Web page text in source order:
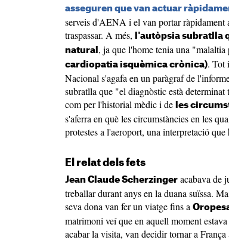
asseguren que van actuar
serveis d'AENA i el van portar
traspassar. A més,
l'autòpsia subratlla
natural , ja que l'home tenia una
cardiopatia isquèmica crònica). Tot
Nacional s'agafa en un paràgraf de
subratlla que "el diagnòstic està
com per l'historial mèdic i de les
s'aferra en què les circumstàncies en les
protestes a l'aeroport, una interpretació que
El relat dels fets
Jean Claude Scherzinger acabava de
treballar durant anys en la duana suïssa.
seva dona van fer un viatge fins a
matrimoni veí que en aquell moment
acabar la visita, van decidir tornar a